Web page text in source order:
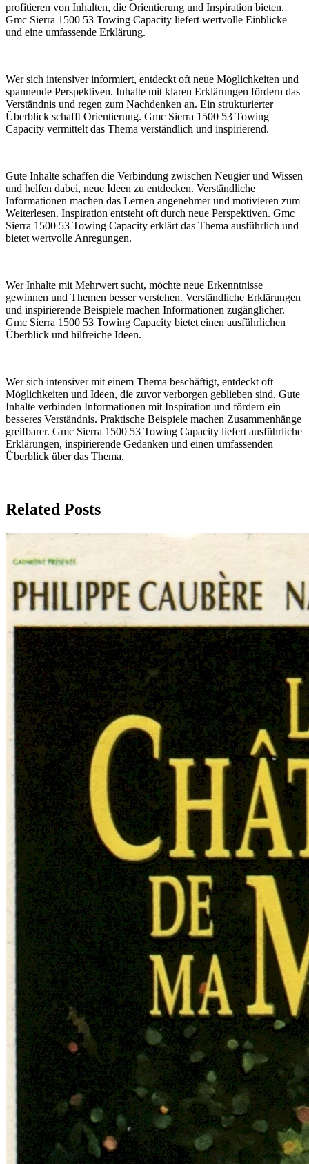
profitieren von Inhalten, die Orientierung und Inspiration bieten.
Gmc Sierra 1500 53 Towing Capacity liefert wertvolle Einblicke
und eine umfassende Erklärung.
Wer sich intensiver informiert, entdeckt oft neue Möglichkeiten und
spannende Perspektiven. Inhalte mit klaren Erklärungen fördern das
Verständnis und regen zum Nachdenken an. Ein strukturierter
Überblick schafft Orientierung. Gmc Sierra 1500 53 Towing
Capacity vermittelt das Thema verständlich und inspirierend.
Gute Inhalte schaffen die Verbindung zwischen Neugier und Wissen
und helfen dabei, neue Ideen zu entdecken. Verständliche
Informationen machen das Lernen angenehmer und motivieren zum
Weiterlesen. Inspiration entsteht oft durch neue Perspektiven. Gmc
Sierra 1500 53 Towing Capacity erklärt das Thema ausführlich und
bietet wertvolle Anregungen.
Wer Inhalte mit Mehrwert sucht, möchte neue Erkenntnisse
gewinnen und Themen besser verstehen. Verständliche Erklärungen
und inspirierende Beispiele machen Informationen zugänglicher.
Gmc Sierra 1500 53 Towing Capacity bietet einen ausführlichen
Überblick und hilfreiche Ideen.
Wer sich intensiver mit einem Thema beschäftigt, entdeckt oft
Möglichkeiten und Ideen, die zuvor verborgen geblieben sind. Gute
Inhalte verbinden Informationen mit Inspiration und fördern ein
besseres Verständnis. Praktische Beispiele machen Zusammenhänge
greifbarer. Gmc Sierra 1500 53 Towing Capacity liefert ausführliche
Erklärungen, inspirierende Gedanken und einen umfassenden
Überblick über das Thema.
Related Posts